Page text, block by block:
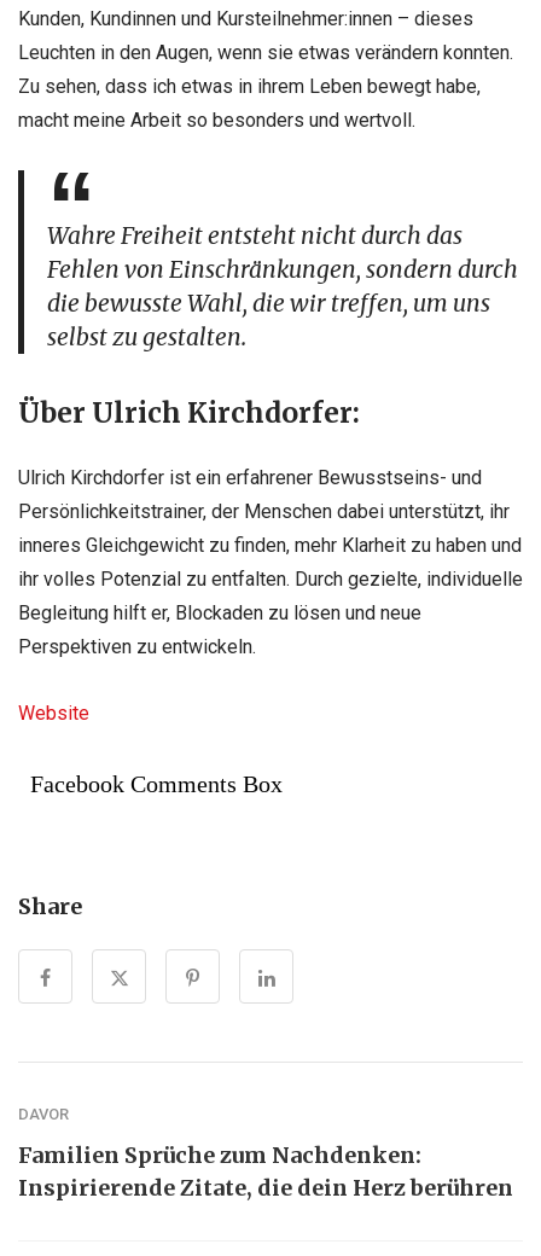
Kunden, Kundinnen und Kursteilnehmer:innen – dieses
Leuchten in den Augen, wenn sie etwas verändern konnten.
Zu sehen, dass ich etwas in ihrem Leben bewegt habe,
macht meine Arbeit so besonders und wertvoll.
Wahre Freiheit entsteht nicht durch das
Fehlen von Einschränkungen, sondern durch
die bewusste Wahl, die wir treffen, um uns
selbst zu gestalten.
Über Ulrich Kirchdorfer:
Ulrich Kirchdorfer ist ein erfahrener Bewusstseins- und
Persönlichkeitstrainer, der Menschen dabei unterstützt, ihr
inneres Gleichgewicht zu finden, mehr Klarheit zu haben und
ihr volles Potenzial zu entfalten. Durch gezielte, individuelle
Begleitung hilft er, Blockaden zu lösen und neue
Perspektiven zu entwickeln.
Website
Facebook Comments Box
Share
DAVOR
Familien Sprüche zum Nachdenken:
Inspirierende Zitate, die dein Herz berühren